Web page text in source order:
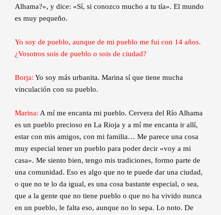
Alhama?», y dice: «Sí, si conozco mucho a tu tía». El mundo
es muy pequeño.
Yo soy de pueblo, aunque de mi pueblo me fui con 14 años.
¿Vosotros sois de pueblo o sois de ciudad?
Borja: Yo soy más urbanita. Marina sí que tiene mucha
vinculación con su pueblo.
Marina: A mí me encanta mi pueblo. Cervera del Río Alhama
es un pueblo precioso en La Rioja y a mí me encanta ir allí,
estar con mis amigos, con mi familia… Me parece una cosa
muy especial tener un pueblo para poder decir «voy a mi
casa». Me siento bien, tengo mis tradiciones, formo parte de
una comunidad. Eso es algo que no te puede dar una ciudad,
o que no te lo da igual, es una cosa bastante especial, o sea,
que a la gente que no tiene pueblo o que no ha vivido nunca
en un pueblo, le falta eso, aunque no lo sepa. Lo noto. De